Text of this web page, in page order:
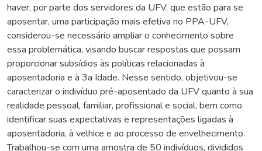
haver, por parte dos servidores da UFV, que estão para se
aposentar, uma participação mais efetiva no PPA-UFV,
considerou-se necessário ampliar o conhecimento sobre
essa problemática, visando buscar respostas que possam
proporcionar subsídios às políticas relacionadas à
aposentadoria e à 3a Idade. Nesse sentido, objetivou-se
caracterizar o indivíduo pré-aposentado da UFV quanto à sua
realidade pessoal, familiar, profissional e social, bem como
identificar suas expectativas e representações ligadas à
aposentadoria, à velhice e ao processo de envelhecimento.
Trabalhou-se com uma amostra de 50 indivíduos, divididos